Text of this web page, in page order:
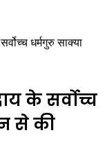
धर्मगुरु साक्या
के सर्वोच्च
से की